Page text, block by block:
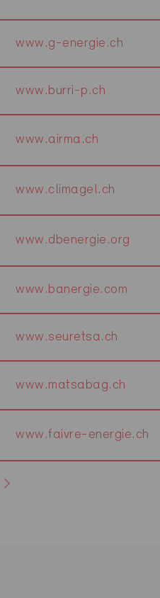
www.g-energie.ch
www.burri-p.ch
www.airma.ch
www.climagel.ch
www.dbenergie.org
www.banergie.com
www.seuretsa.ch
www.matsabag.ch
www.faivre-energie.ch